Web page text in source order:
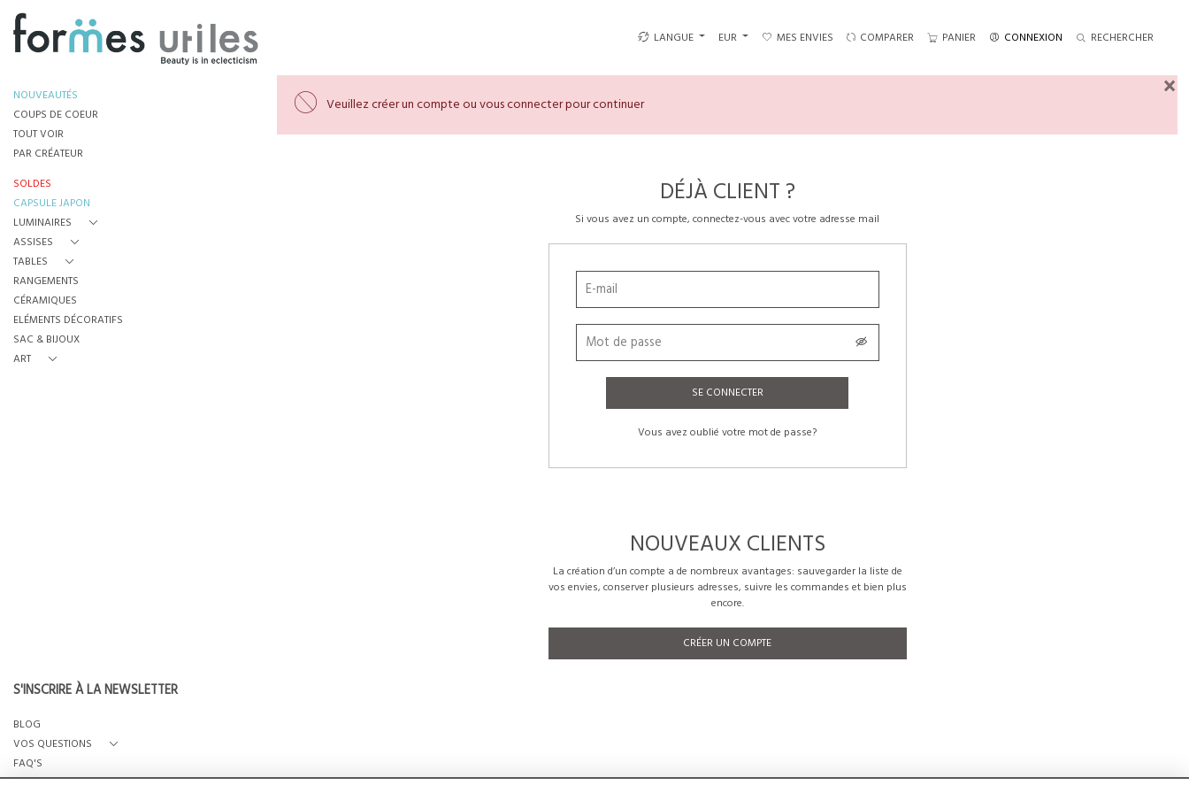
LANGUE EUR MES ENVIES COMPARER PANIER CONNEXION RECHERCHER
NOUVEAUTÉS
COUPS DE COEUR
TOUT VOIR
PAR CRÉATEUR
SOLDES
CAPSULE JAPON
LUMINAIRES
ASSISES
TABLES
RANGEMENTS
CÉRAMIQUES
ELÉMENTS DÉCORATIFS
SAC & BIJOUX
ART
S'INSCRIRE À LA NEWSLETTER
BLOG
VOS QUESTIONS
FAQ'S
QUI SOMMES-NOUS?
Veuillez créer un compte ou vous connecter pour continuer
×
DÉJÀ CLIENT ?
Si vous avez un compte, connectez-vous avec votre adresse mail
SE CONNECTER
Vous avez oublié votre mot de passe?
NOUVEAUX CLIENTS
La création d’un compte a de nombreux avantages: sauvegarder la liste de
vos envies, conserver plusieurs adresses, suivre les commandes et bien plus
encore.
CRÉER UN COMPTE